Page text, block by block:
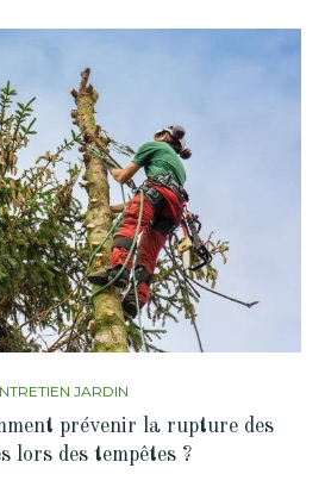
JARDIN
prévenir la rupture des
lors des tempêtes ?